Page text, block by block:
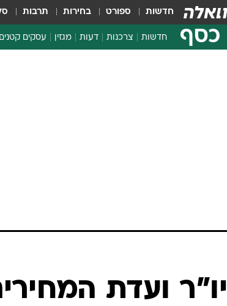
חדשות ספורט בחירות תרבות
כסף חדשות צרכנות דעות מגזין עסקים קטנים
יו"ר ועדת